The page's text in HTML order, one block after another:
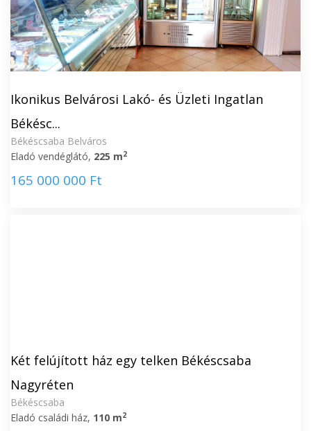
Ikonikus Belvárosi Lakó- és Üzleti Ingatlan
Békésc...
Békéscsaba Belváros
Eladó vendéglátó, 225 m2
165 000 000 Ft
Két felújított ház egy telken Békéscsaba
Nagyréten
Békéscsaba
Eladó családi ház, 110 m2